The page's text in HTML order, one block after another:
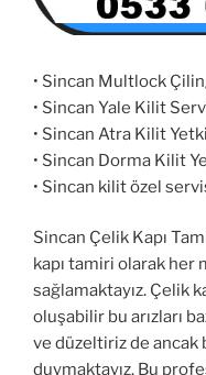
• Sincan Multlock
• Sincan Yale Kilit
• Sincan Atra Kilit
• Sincan Dorma Kilit
• Sincan kilit özel
Sincan Çelik Kapı
kapı tamiri olarak her
sağlamaktayız. Çelik
oluşabilir bu arızları
ve düzeltiriz de
duymaktayız. Bu